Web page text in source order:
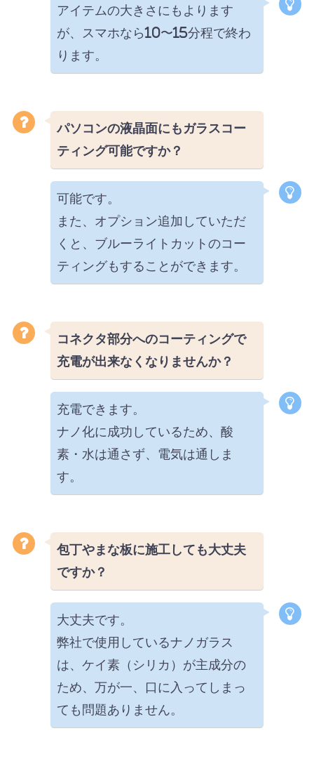
アイテムの大きさにもよります
が、スマホなら10〜15分程で終わ
ります。
パソコンの液晶面にもガラスコー
ティング可能ですか？
可能です。
また、オプション追加していただ
くと、ブルーライトカットのコー
ティングもすることができます。
コネクタ部分へのコーティングで
充電が出来なくなりませんか？
充電できます。
ナノ化に成功しているため、酸
素・水は通さず、電気は通しま
す。
包丁やまな板に施工しても大丈夫
ですか？
大丈夫です。
弊社で使用しているナノガラス
は、ケイ素（シリカ）が主成分の
ため、万が一、口に入ってしまっ
ても問題ありません。